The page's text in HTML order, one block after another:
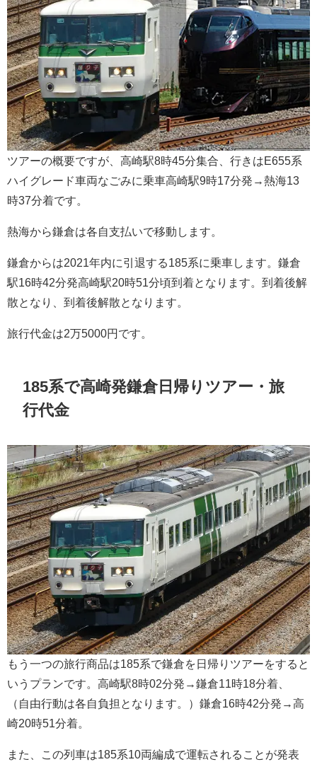
ツアーの概要ですが、高崎駅8時45分集合、行きはE655系
ハイグレード車両なごみに乗車高崎駅9時17分発→熱海13
時37分着です。
熱海から鎌倉は各自支払いで移動します。
鎌倉からは2021年内に引退する185系に乗車します。鎌倉
駅16時42分発高崎駅20時51分頃到着となります。到着後解
散となり、到着後解散となります。
旅行代金は2万5000円です。
185系で高崎発鎌倉日帰りツアー・旅
行代金
もう一つの旅行商品は185系で鎌倉を日帰りツアーをすると
いうプランです。高崎駅8時02分発→鎌倉11時18分着、
（自由行動は各自負担となります。）鎌倉16時42分発→高
崎20時51分着。
また、この列車は185系10両編成で運転されることが発表